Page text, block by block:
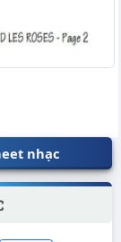
nhạc